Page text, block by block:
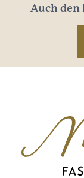
Auch den